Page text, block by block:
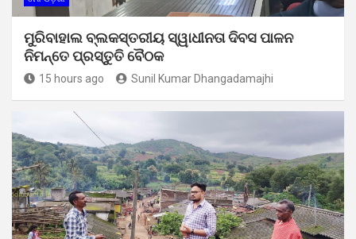
ମୁରିବାହାଲ ବ୍ଲକସ୍ତରୀୟ ସ୍ୱାଧୀନତା ଦିବସ ପାଳନ
ନିମନ୍ତେ ପ୍ରସ୍ତୁତି ବୈଠକ
15 hours ago Sunil Kumar Dhangadamajhi